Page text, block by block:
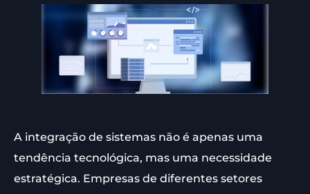
A integração de sistemas não é apenas uma
tendência tecnológica, mas uma necessidade
estratégica. Empresas de diferentes setores